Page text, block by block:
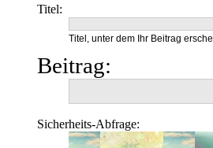
Titel:
Titel, unter dem Ihr Beitrag
Beitrag:
Sicherheits-Abfrage: